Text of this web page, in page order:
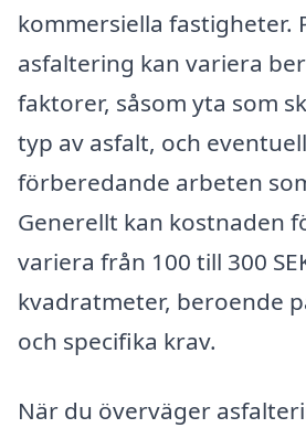
kommersiella fastigheter.
asfaltering kan variera
faktorer, såsom yta som
typ av asfalt, och
förberedande arbeten
Generellt kan kostnaden
variera från 100 till 300
kvadratmeter, beroende
och specifika krav.
När du överväger